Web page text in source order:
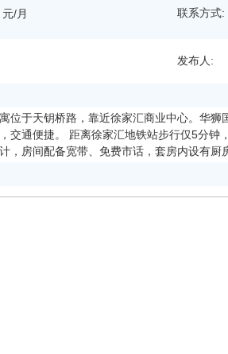
元/月 联系方式:
发布人:
位于天钥桥路，靠近徐家汇商业中心。华
交通便捷。 距离徐家汇地铁站步行仅5分钟
，房间配备宽带、免费市话，套房内设有